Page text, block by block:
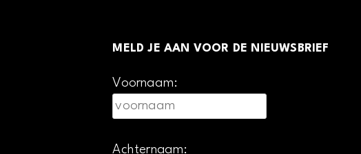
MELD JE AAN VOOR DE NIEUWSBRIEF
Voornaam:
Achternaam: